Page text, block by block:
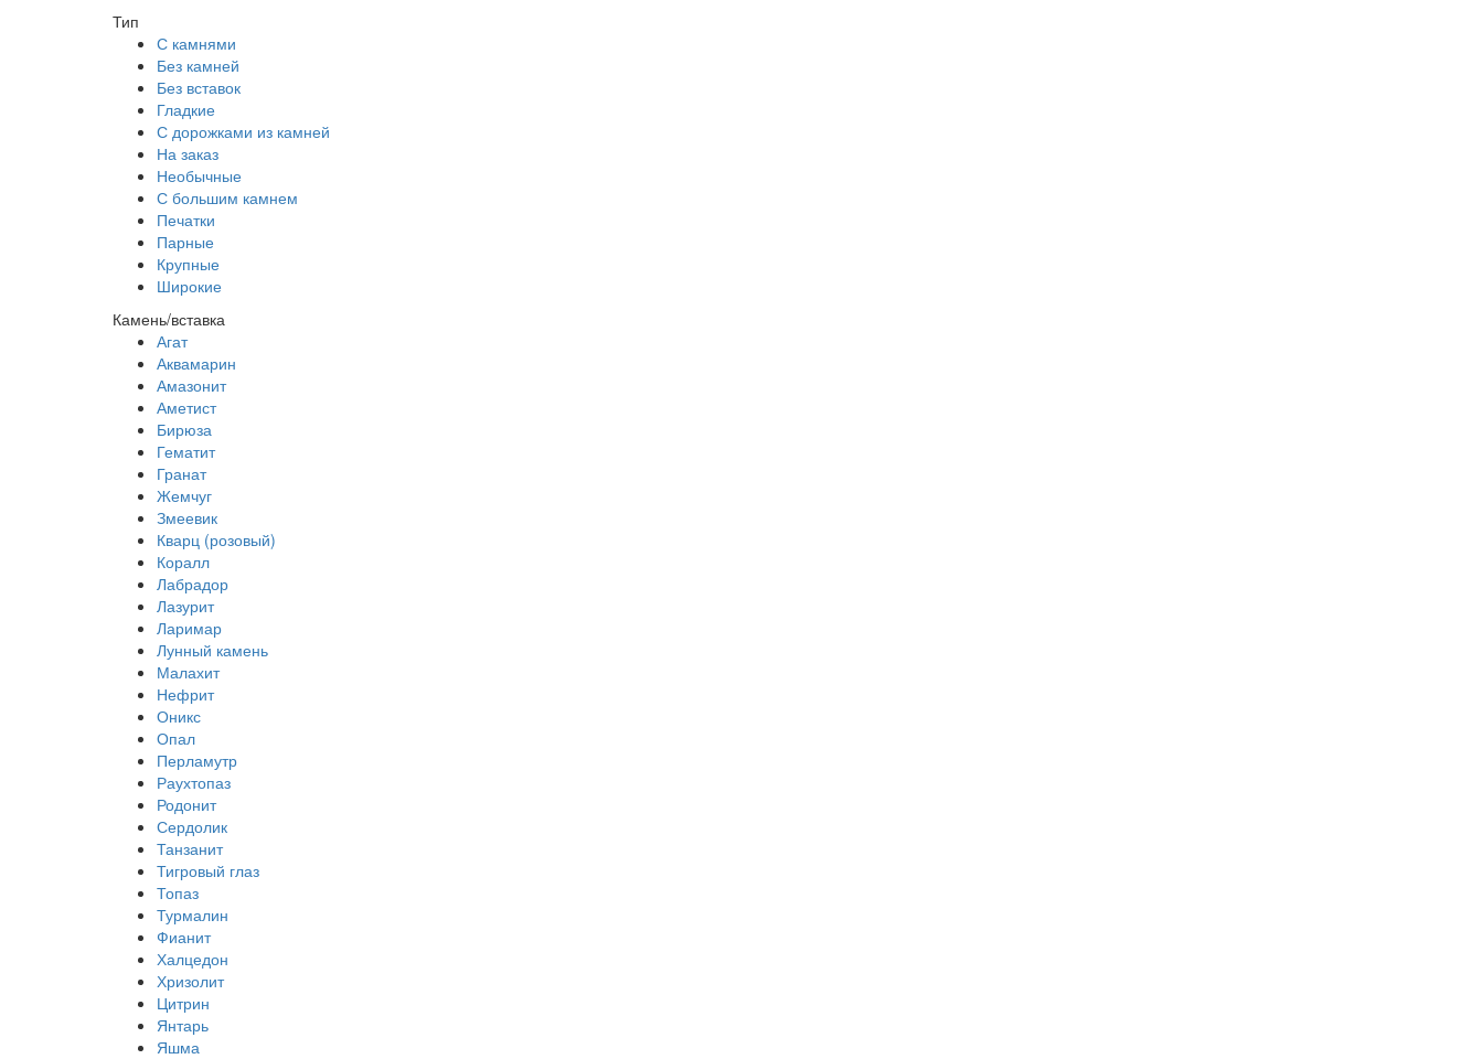
Тип
С камнями
Без камней
Без вставок
Гладкие
С дорожками из камней
На заказ
Необычные
С большим камнем
Печатки
Парные
Крупные
Широкие
Камень/вставка
Агат
Аквамарин
Амазонит
Аметист
Бирюза
Гематит
Гранат
Жемчуг
Змеевик
Кварц (розовый)
Коралл
Лабрадор
Лазурит
Ларимар
Лунный камень
Малахит
Нефрит
Оникс
Опал
Перламутр
Раухтопаз
Родонит
Сердолик
Танзанит
Тигровый глаз
Топаз
Турмалин
Фианит
Халцедон
Хризолит
Цитрин
Янтарь
Яшма